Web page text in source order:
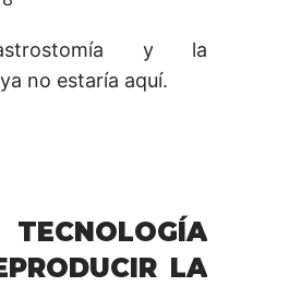
y la
no estaría aquí.
LA